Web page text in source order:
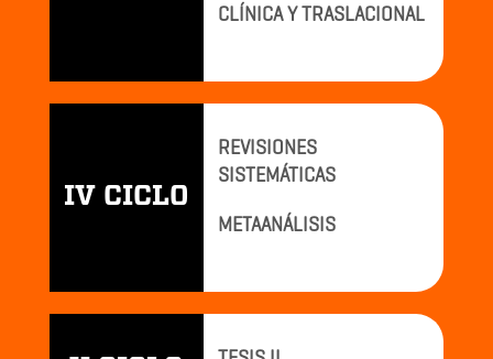
CLÍNICA Y TRASLACIONAL
IV CICLO
REVISIONES
SISTEMÁTICAS
METAANÁLISIS